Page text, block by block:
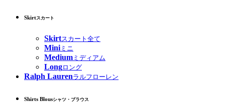
Skirtスカート
Skirtスカート全て
Miniミニ
Medium ミディアム
Longロング
Ralph Laurenラルフローレン
Shirts Blousシャツ・ブラウス